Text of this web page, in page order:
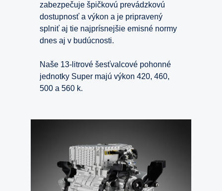
zabezpečuje špičkovú prevádzkovú
dostupnosť a výkon a je pripravený
splniť aj tie najprísnejšie emisné normy
dnes aj v budúcnosti.
Naše 13-litrové šesťvalcové pohonné
jednotky Super majú výkon 420, 460,
500 a 560 k.